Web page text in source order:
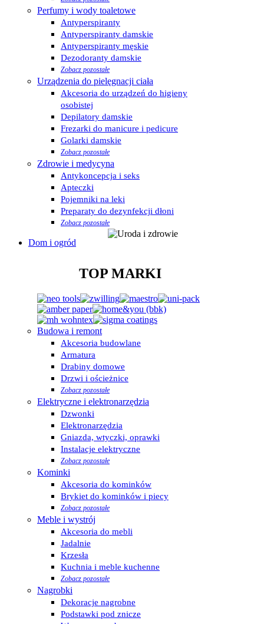
Perfumy i wody toaletowe
Antyperspiranty
Antyperspiranty damskie
Antyperspiranty męskie
Dezodoranty damskie
Zobacz pozostałe
Urządzenia do pielęgnacji ciała
Akcesoria do urządzeń do higieny
osobistej
Depilatory damskie
Frezarki do manicure i pedicure
Golarki damskie
Zobacz pozostałe
Zdrowie i medycyna
Antykoncepcja i seks
Apteczki
Pojemniki na leki
Preparaty do dezynfekcji dłoni
Zobacz pozostałe
Dom i ogród
TOP MARKI
Budowa i remont
Akcesoria budowlane
Armatura
Drabiny domowe
Drzwi i ościeżnice
Zobacz pozostałe
Elektryczne i elektronarzędzia
Dzwonki
Elektronarzędzia
Gniazda, wtyczki, oprawki
Instalacje elektryczne
Zobacz pozostałe
Kominki
Akcesoria do kominków
Brykiet do kominków i piecy
Zobacz pozostałe
Meble i wystrój
Akcesoria do mebli
Jadalnie
Krzesła
Kuchnia i meble kuchenne
Zobacz pozostałe
Nagrobki
Dekoracje nagrobne
Podstawki pod znicze